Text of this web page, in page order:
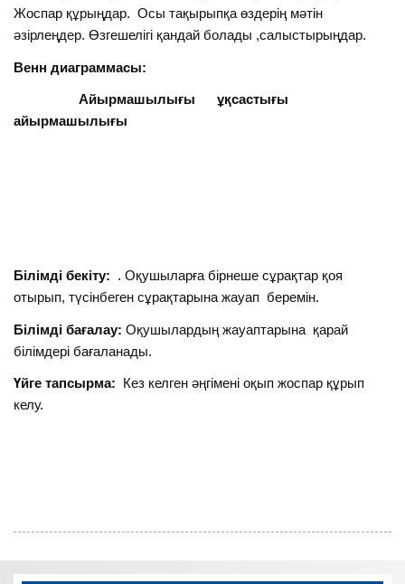
Жоспар құрыңдар. Осы тақырыпқа өздерің мәтін
әзірлеңдер. Өзгешелігі қандай болады ,салыстырыңдар.
Венн диаграммасы:
Айырмашылығы ұқсастығы
айырмашылығы
Білімді бекіту: . Оқушыларға бірнеше сұрақтар қоя
отырып, түсінбеген сұрақтарына жауап беремін.
Білімді бағалау:Оқушылардың жауаптарына қарай
білімдері бағаланады.
Үйге тапсырма: Кез келген әңгімені оқып жоспар құрып
келу.